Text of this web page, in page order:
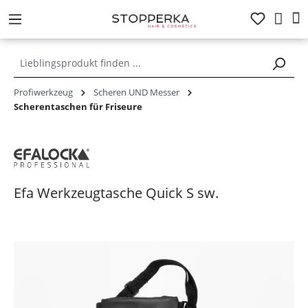
springen
Profiwerkzeug
Scheren UND Messer
Scherentaschen für Friseure
Efa Werkzeugtasche Quick S sw.